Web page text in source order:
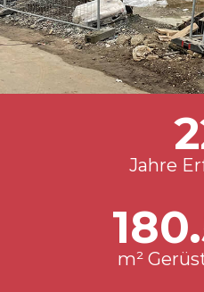
Jahre
m²